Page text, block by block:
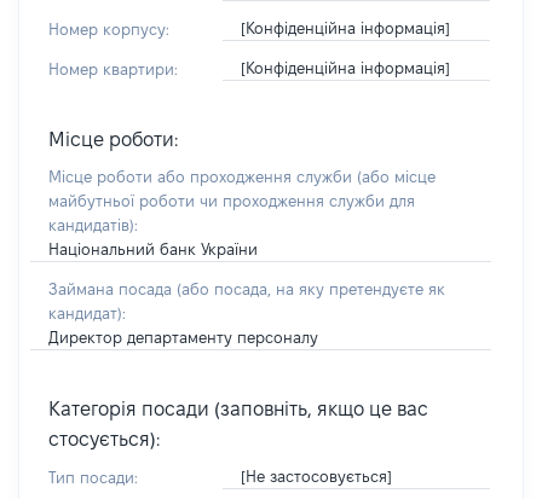
Номер корпусу: [Конфіденційна інформація]
Номер квартири: [Конфіденційна інформація]
Місце роботи:
Місце роботи або проходження служби (або місце
майбутньої роботи чи проходження служби для
кандидатів):
Національний банк України
Займана посада (або посада, на яку претендуєте як
кандидат):
Директор департаменту персоналу
Категорія посади (заповніть, якщо це вас
стосується):
Тип посади: [Не застосовується]